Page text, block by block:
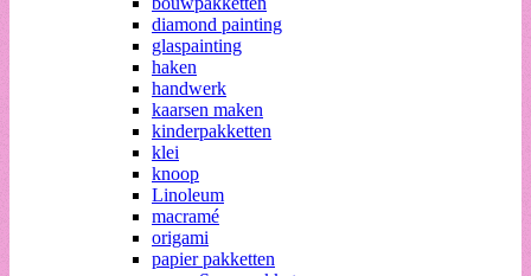
diamond painting
glaspainting
haken
handwerk
kaarsen maken
kinderpakketten
klei
knoop
Linoleum
macramé
origami
papier pakketten